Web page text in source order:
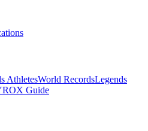
AthletesWorld RecordsLegends
Guide